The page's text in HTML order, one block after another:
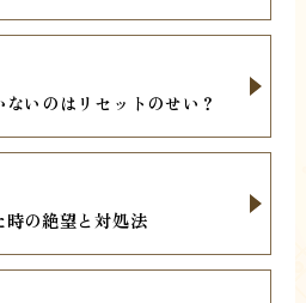
いのはリセットのせい？
の絶望と対処法